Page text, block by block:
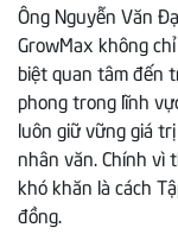
Ông Nguyễn Văn
GrowMax không
biệt quan tâm đến
phong trong lĩnh
luôn giữ vững giá
nhân văn. Chính vì
khó khăn là cách
đồng.